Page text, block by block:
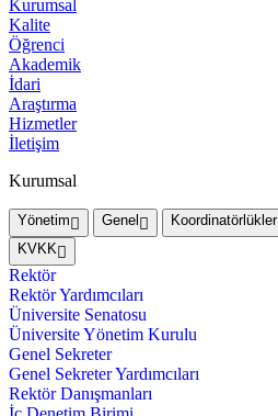
Kurumsal
Kalite
Öğrenci
Akademik
İdari
Araştırma
Hizmetler
İletişim
Kurumsal
Yönetim Genel Koordinatörlükler
KVKK
Rektör
Rektör Yardımcıları
Üniversite Senatosu
Üniversite Yönetim Kurulu
Genel Sekreter
Genel Sekreter Yardımcıları
Rektör Danışmanları